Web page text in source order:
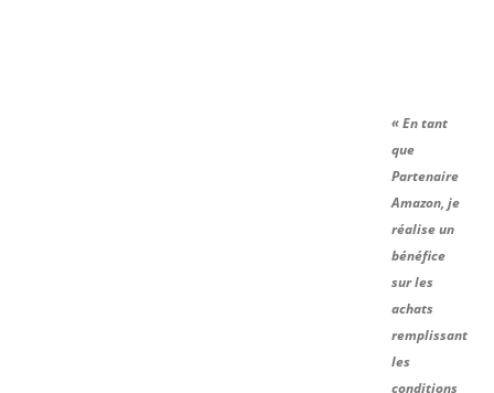
« En tant
que
Partenaire
Amazon, je
réalise un
bénéfice
sur les
achats
remplissant
les
conditions